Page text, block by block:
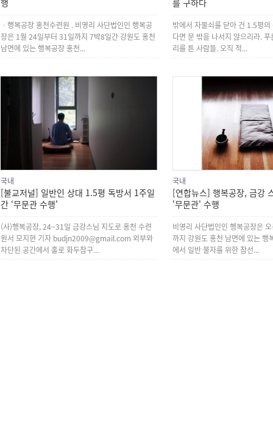
ㆍ행복공장 홍천수련원 . 비영리 사단법인인 행복공
장은 1월 24일부터 31일까지 7박8일간 강원도 홍천
남면에 있는 행복공장 홍천...
밖에서 자물쇠를 닫아 건 1.5평의
다면 문 밖을 나서지 않으리라.
리를 튼 사람들. 오직 적...
국내
[불교저널] 일반인 상대 1.5평 독방서 1주일
간 ‘무문관 수행'
(사)행복공장, 24~31일 금강스님 지도로 홍천 수련
원서 모지현 기자 budjn2009@gmail.com 외부와
차단된 공간에서 홀로 화두참구...
국내
[연합뉴스] 행복공장, 금강
'무문관' 수행
비영리 사단법인인 행복공장은
까지 강원도 홍천 남면에 있는 행
에서 일반 불자를 위한 참선...